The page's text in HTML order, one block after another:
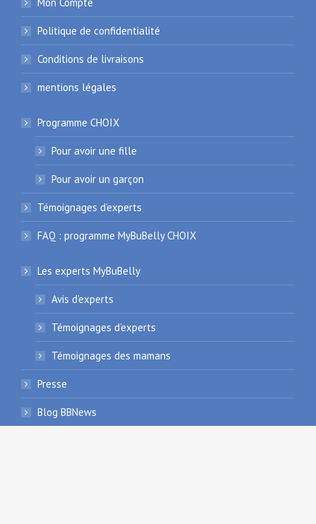
Mon Compte
Politique de confidentialité
Conditions de livraisons
mentions légales
Programme CHOIX
Pour avoir une fille
Pour avoir un garçon
Témoignages d’experts
FAQ : programme MyBuBelly CHOIX
Les experts MyBuBelly
Avis d’experts
Témoignages d’experts
Témoignages des mamans
Presse
Blog BBNews